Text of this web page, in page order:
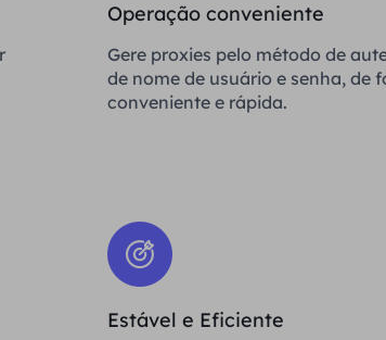
Operação conveniente
Gere proxies pelo método de
de nome de usuário e senha, de
conveniente e rápida.
Estável e Eficiente